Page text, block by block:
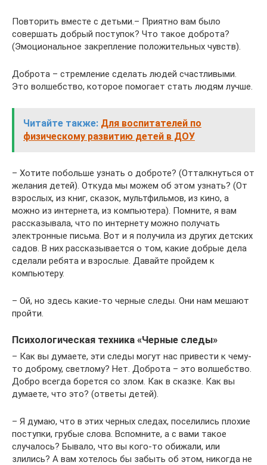
Повторить вместе с детьми.– Приятно вам было
совершать добрый поступок? Что такое доброта?
(Эмоциональное закрепление положительных чувств).
Доброта – стремление сделать людей счастливыми.
Это волшебство, которое помогает стать людям лучше.
Читайте также: Для воспитателей по
физическому развитию детей в ДОУ
– Хотите побольше узнать о доброте? (Отталкнуться от
желания детей). Откуда мы можем об этом узнать? (От
взрослых, из книг, сказок, мультфильмов, из кино, а
можно из интернета, из компьютера). Помните, я вам
рассказывала, что по интернету можно получать
электронные письма. Вот и я получила из других детских
садов. В них рассказывается о том, какие добрые дела
сделали ребята и взрослые. Давайте пройдем к
компьютеру.
– Ой, но здесь какие-то черные следы. Они нам мешают
пройти.
Психологическая техника «Черные следы»
– Как вы думаете, эти следы могут нас привести к чему-
то доброму, светлому? Нет. Доброта – это волшебство.
Добро всегда борется со злом. Как в сказке. Как вы
думаете, что это? (ответы детей).
– Я думаю, что в этих черных следах, поселились плохие
поступки, грубые слова. Вспомните, а с вами такое
случалось? Бывало, что вы кого-то обижали, или
злились? А вам хотелось бы забыть об этом, никогда не